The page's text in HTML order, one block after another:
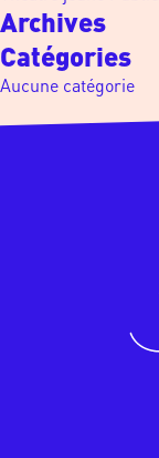
Archives
Catégories
Aucune catégorie